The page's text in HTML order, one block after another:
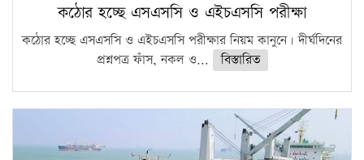
কঠোর হচ্ছে এসএসসি ও এইচএসসি পরীক্ষা
কঠোর হচ্ছে এসএসসি ও এইচএসসি পরীক্ষার নিয়ম কানুনে। দীর্ঘদিনের
প্রশ্নপত্র ফাঁস, নকল ও...
বিস্তারিত